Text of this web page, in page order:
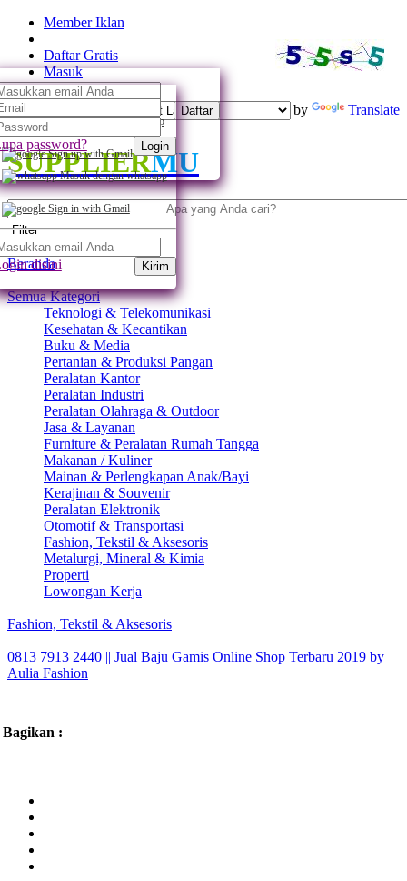
Member Iklan
Daftar Gratis
Daftar
Daftar dengan whatsapp
Sign up with Gmail
Masuk
password? Login
Masuk dengan whatsapp
Sign in with Gmail
disini Kirim
Powered by Translate
SUPPLIERMU
Filter
Beranda
Semua Kategori
Teknologi & Telekomunikasi
Kesehatan & Kecantikan
Buku & Media
Pertanian & Produksi Pangan
Peralatan Kantor
Peralatan Industri
Peralatan Olahraga & Outdoor
Jasa & Layanan
Furniture & Peralatan Rumah Tangga
Makanan / Kuliner
Mainan & Perlengkapan Anak/Bayi
Kerajinan & Souvenir
Peralatan Elektronik
Otomotif & Transportasi
Fashion, Tekstil & Aksesoris
Metalurgi, Mineral & Kimia
Properti
Lowongan Kerja
Fashion, Tekstil & Aksesoris
0813 7913 2440 || Jual Baju Gamis Online Shop Terbaru 2019 by
Aulia Fashion
Bagikan :